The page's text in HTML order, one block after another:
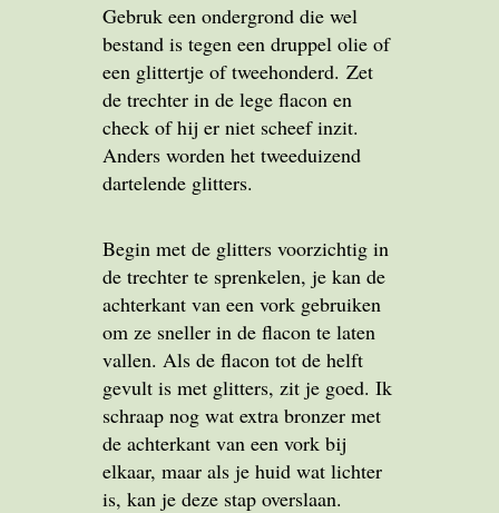
Gebruk een ondergrond die wel
bestand is tegen een druppel olie of
een glittertje of tweehonderd. Zet
de trechter in de lege flacon en
check of hij er niet scheef inzit.
Anders worden het tweeduizend
dartelende glitters.
Begin met de glitters voorzichtig in
de trechter te sprenkelen, je kan de
achterkant van een vork gebruiken
om ze sneller in de flacon te laten
vallen. Als de flacon tot de helft
gevult is met glitters, zit je goed. Ik
schraap nog wat extra bronzer met
de achterkant van een vork bij
elkaar, maar als je huid wat lichter
is, kan je deze stap overslaan.